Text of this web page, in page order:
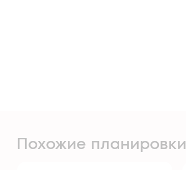
Похожие планировки